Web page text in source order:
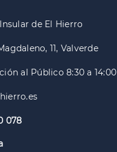
de El Hierro
11, Valverde
al Público 8:30 a 14:00
078